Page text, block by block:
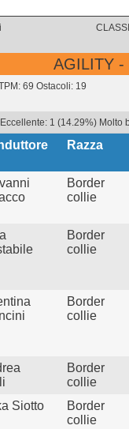
AGILITY -
69 Ostacoli: 19
1 (14.29%)
Razza
Border
collie
Border
collie
Border
collie
Border
collie
Siotto
Border
collie